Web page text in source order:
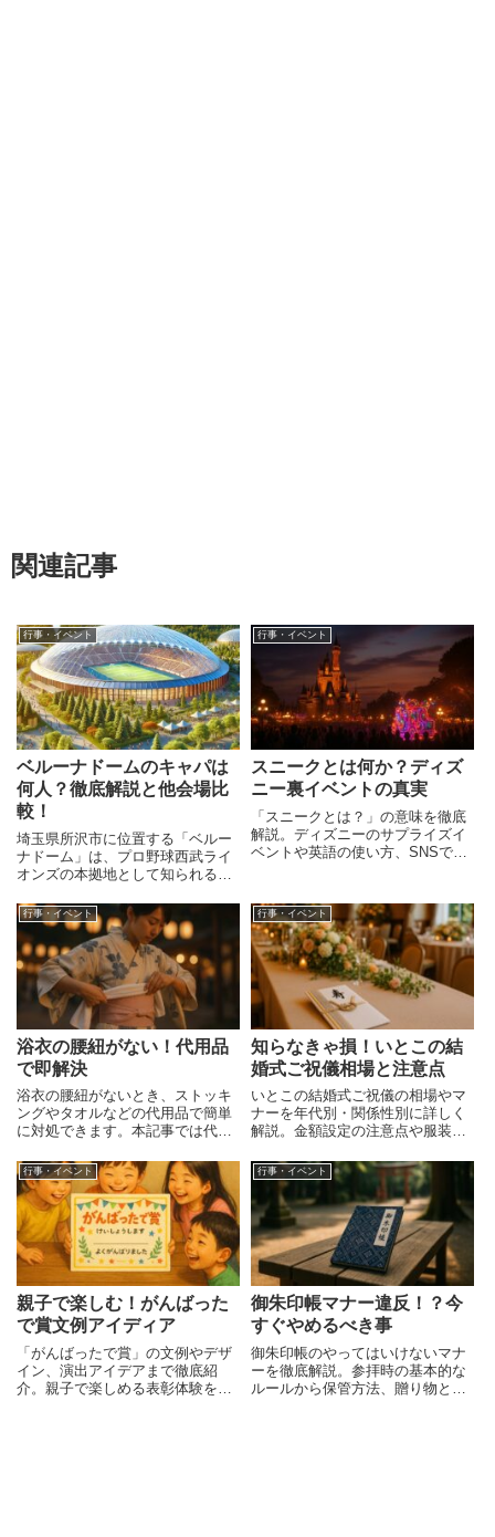
関連記事
行事・イベント
ベルーナドームのキャパは
何人？徹底解説と他会場比
較！
埼玉県所沢市に位置する「ベルー
ナドーム」は、プロ野球西武ライ
オンズの本拠地として知られる一
催される多目的施設でもありま
す。国内のドーム球場の中でもユ
ニークな構造と雰囲気を持つこの
会場は、収容人数やアクセスのし
や
行事・イベント
スニークとは何か？ディズ
ニー裏イベントの真実
「スニークとは？」の意味を徹底
解説。ディズニーのサプライズイ
ベントや英語の使い方、SNSでの
行事・イベント
浴衣の腰紐がない！代用品
で即解決
浴衣の腰紐がないとき、ストッキ
ングやタオルなどの代用品で簡単
に対処できます。本記事では代用
く解説。
行事・イベント
知らなきゃ損！いとこの結
婚式ご祝儀相場と注意点
いとこの結婚式ご祝儀の相場やマ
ナーを年代別・関係性別に詳しく
解説。金額設定の注意点や服装、
決定版ガイド。
行事・イベント
親子で楽しむ！がんばった
で賞文例アイディア
「がんばったで賞」の文例やデザ
イン、演出アイデアまで徹底紹
介。親子で楽しめる表彰体験を通
行事・イベント
御朱印帳マナー違反！？今
すぐやめるべき事
御朱印帳のやってはいけないマナ
ーを徹底解説。参拝時の基本的な
ルールから保管方法、贈り物とし